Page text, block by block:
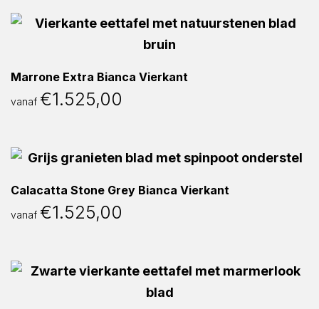
Marrone Extra Bianca Vierkant
vanaf €1.525,00
Calacatta Stone Grey Bianca Vierkant
vanaf €1.525,00